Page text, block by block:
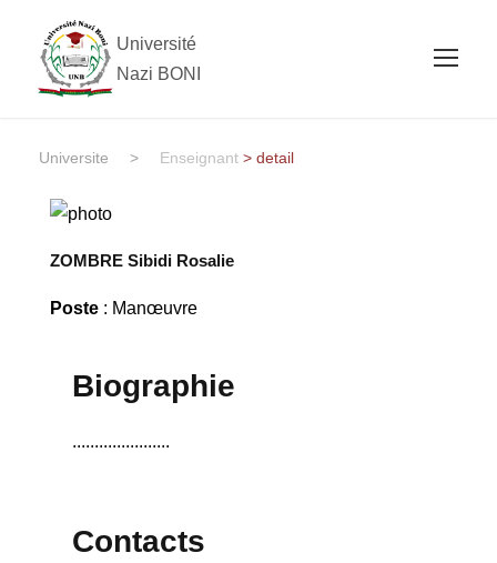
Université
Nazi BONI
Universite > Enseignant > detail
ZOMBRE Sibidi Rosalie
Poste: Manœuvre
Biographie
......................
Contacts